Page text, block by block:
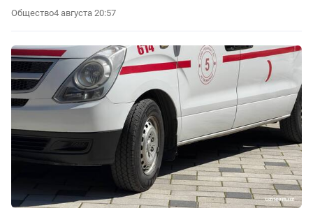
Общество4 августа 20:57